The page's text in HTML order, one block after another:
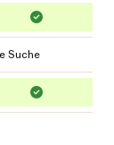
Suche